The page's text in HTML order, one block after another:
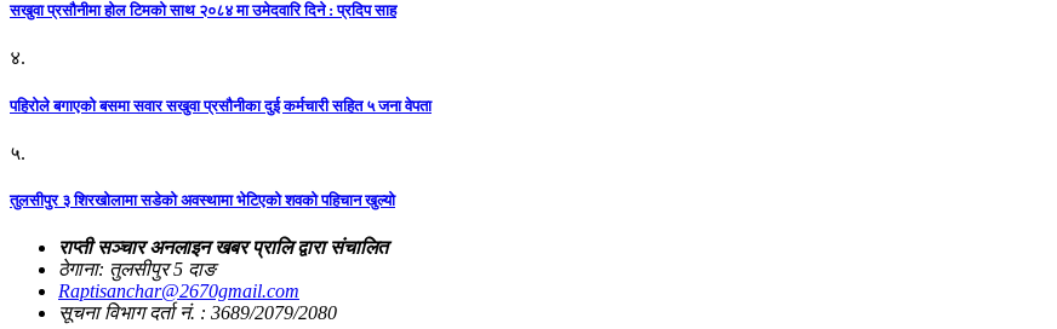
सखुवा प्रसौनीमा होल टिमको साथ २०८४ मा उमेदवारि दिने : प्रदिप साह
४.
पहिराेले बगाएकाे बसमा सवार सखुवा प्रसाैनीका दुई कर्मचारी सहित ५ जना वेपता
५.
तुलसीपुर ३ शिरखोलामा सडेको अवस्थामा भेटिएको शवको पहिचान खुल्यो
राप्ती सञ्चार अनलाइन खबर प्रालि द्वारा संचालित
ठेगाना: तुलसीपुर 5 दाङ
Raptisanchar@2670gmail.com
सूचना विभाग दर्ता नं. : 3689/2079/2080